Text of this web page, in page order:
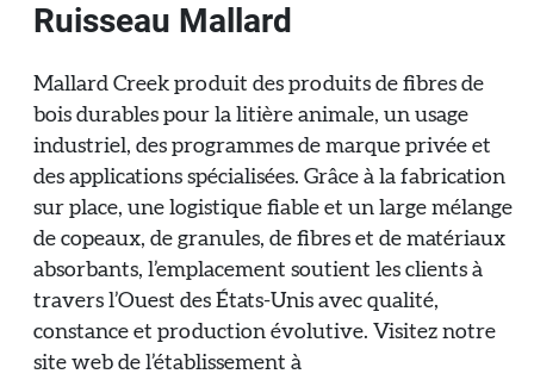
Ruisseau Mallard
Mallard Creek produit des produits de fibres de
bois durables pour la litière animale, un usage
industriel, des programmes de marque privée et
des applications spécialisées. Grâce à la fabrication
sur place, une logistique fiable et un large mélange
de copeaux, de granules, de fibres et de matériaux
absorbants, l’emplacement soutient les clients à
travers l’Ouest des États-Unis avec qualité,
constance et production évolutive. Visitez notre
site web de l’établissement à